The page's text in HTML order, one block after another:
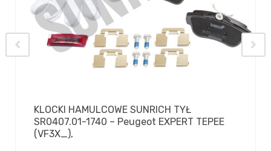
KLOCKI HAMULCOWE SUNRICH TYŁ
SR0407.01-1740 – Peugeot EXPERT TEPEE
(VF3X_),